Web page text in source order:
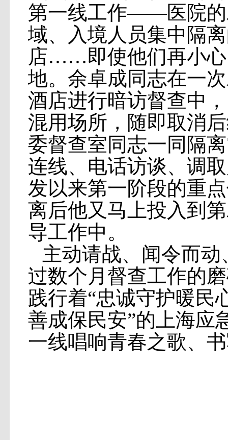
第一线工作——医院的
域、入境人员集中隔
店……即使他们再小心
地。余卓成同志在一
酒店进行暗访督查中
混用场所，随即取消
委督查室同志一同隔
连线、电话访谈、调
发以来第一阶段的重
离后他又马上投入到
导工作中。
主动请战、闻令而
过数个月督查工作的
践行着“忠诚守护暖民
善成保民安”的上海应
一线唱响青春之歌、